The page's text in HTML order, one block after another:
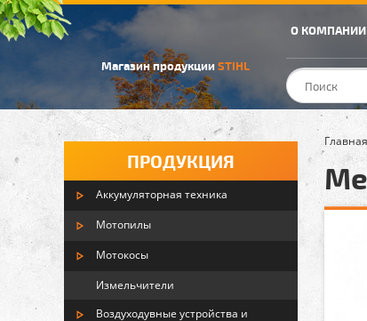
Магазин продукции STIHL
О КОМПАНИИ
ПРОДУКЦИЯ
Аккумуляторная техника
Мотопилы
Мотокосы
Измельчители
Воздуходувные устройства и
Главная